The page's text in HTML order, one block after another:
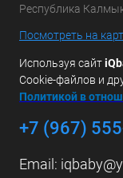
Республика
Посмотреть на
Используя сайт
Cookie-файлов и
Политикой в
+7 (967)
Email: